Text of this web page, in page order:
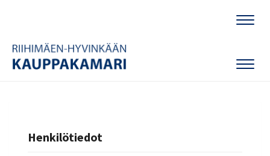
Henkilötiedot